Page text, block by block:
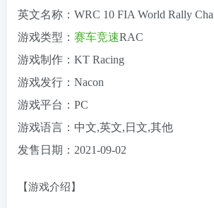
英文名称：WRC 10 FIA World Rally
游戏类型： 赛车竞速RAC
游戏制作：KT Racing
游戏发行：Nacon
游戏平台：PC
游戏语言：中文,英文,日文,其他
发售日期：2021-09-02
【游戏介绍】